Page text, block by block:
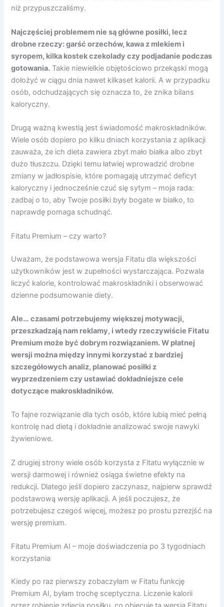
niż przypuszczaliśmy.
Najczęściej problemem nie są główne posiłki, lecz
drobne rzeczy: garść orzechów, kawa z mlekiem i
syropem, kilka kostek czekolady czy podjadanie podczas
gotowania. Takie niewielkie objętościowo przekąski mogą
dołożyć w ciągu dnia nawet kilkaset kalorii. A w przypadku
osób, odchudzających się oznacza to, że znika bilans
kaloryczny.
Drugą ważną kwestią jest świadomość makroskładników.
Wiele osób dopiero po kilku dniach korzystania z aplikacji
zauważa, że ich dieta zawiera zbyt mało białka albo zbyt
dużo tłuszczu. Dzięki temu łatwiej wprowadzić drobne
zmiany w jadłospisie, które pomagają utrzymać deficyt
kaloryczny i jednocześnie czuć się sytym – moja rada:
zadbaj o to, aby Twoje posiłki były bogate w białko, to
naprawdę pomaga schudnąć.
Fitatu Premium – czy warto?
Uważam, że podstawowa wersja Fitatu dla większości
użytkowników jest w zupełności wystarczająca. Pozwala
liczyć kalorie, kontrolować makroskładniki i obserwować
dzienne podsumowanie diety.
Ale… czasami potrzebujemy większej motywacji,
przeszkadzają nam reklamy, i wtedy rzeczywiście Fitatu
Premium może być dobrym rozwiązaniem. W płatnej
wersji można między innymi korzystać z bardziej
szczegółowych analiz, planować posiłki z
wyprzedzeniem czy ustawiać dokładniejsze cele
dotyczące makroskładników.
To fajne rozwiązanie dla tych osób, które lubią mieć pełną
kontrolę nad dietą i dokładnie analizować swoje nawyki
żywieniowe.
Z drugiej strony wiele osób korzysta z Fitatu wyłącznie w
wersji darmowej i również osiąga świetne efekty na
redukcji. Dlatego jeśli dopiero zaczynasz, najpierw sprawdź
podstawową wersję aplikacji. A jeśli poczujesz, że
potrzebujesz czegoś więcej, możesz po prostu pzrezjść na
wersję premium.
Fitatu Premium AI – moje doświadczenia po 3 tygodniach
korzystania
Kiedy po raz pierwszy zobaczyłam w Fitatu funkcję
Premium AI, byłam trochę sceptyczna. Liczenie kalorii